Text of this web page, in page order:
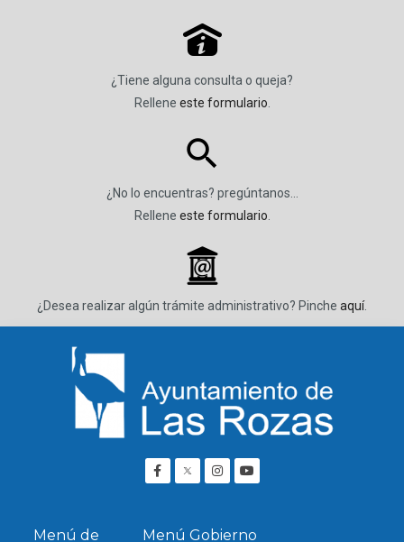
P
¿Tiene alguna consulta o queja?
Rellene este formulario
¿No lo encuentras? pregúntanos…
Rellene este formulario
_
¿Desea realizar algún trámite administrativo? Pinche aquí.
Menú de
Menú Gobierno